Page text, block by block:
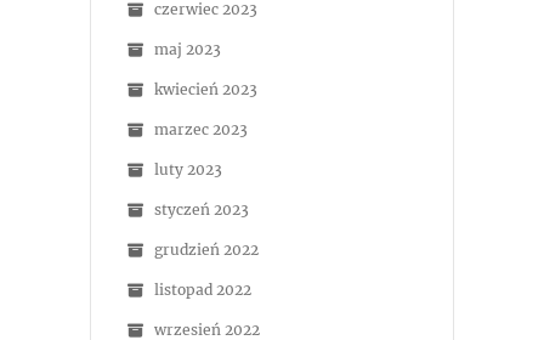
czerwiec 2023
maj 2023
kwiecień 2023
marzec 2023
luty 2023
styczeń 2023
grudzień 2022
listopad 2022
wrzesień 2022